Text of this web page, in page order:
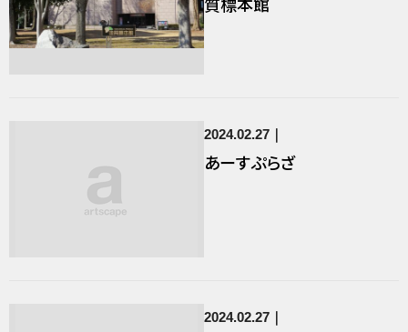
2024.02.27
あーすぷらざ
2024.02.27